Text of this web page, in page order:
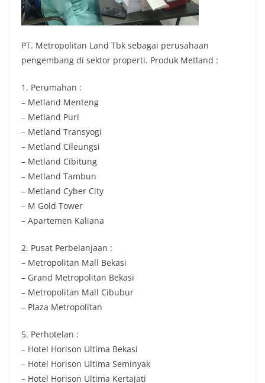
PT. Metropolitan Land Tbk sebagai perusahaan
pengembang di sektor properti. Produk Metland :
1. Perumahan :
– Metland Menteng
– Metland Puri
– Metland Transyogi
– Metland Cileungsi
– Metland Cibitung
– Metland Tambun
– Metland Cyber City
– M Gold Tower
– Apartemen Kaliana
2. Pusat Perbelanjaan :
– Metropolitan Mall Bekasi
– Grand Metropolitan Bekasi
– Metropolitan Mall Cibubur
– Plaza Metropolitan
5. Perhotelan :
– Hotel Horison Ultima Bekasi
– Hotel Horison Ultima Seminyak
– Hotel Horison Ultima Kertajati